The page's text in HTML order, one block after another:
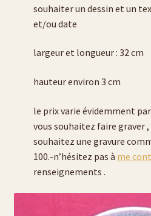
souhaiter un dessin et un
et/ou date
largeur et longueur : 32 cm
hauteur environ 3 cm
le prix varie évidemment
vous souhaitez faire graver
souhaitez une gravure
100.-n’hésitez pas à me
renseignements .